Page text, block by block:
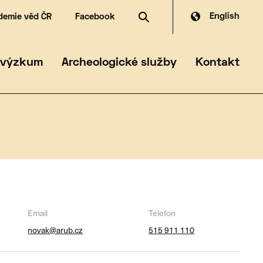
věd ČR Facebook English
Archeologické služby Kontakt
Email Telefon
novak@arub.cz 515 911 110